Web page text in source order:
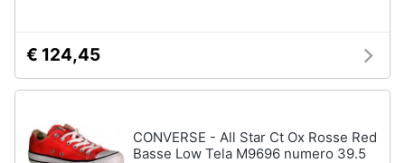
€ 124,45
CONVERSE - All Star Ct Ox Rosse Red
Basse Low Tela M9696 numero 39.5